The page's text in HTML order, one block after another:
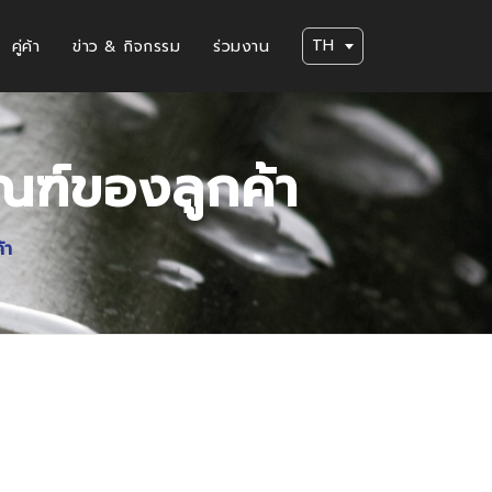
คู่ค้า ข่าว & กิจกรรม ร่วมงาน TH
ฑ์ของลูกค้า